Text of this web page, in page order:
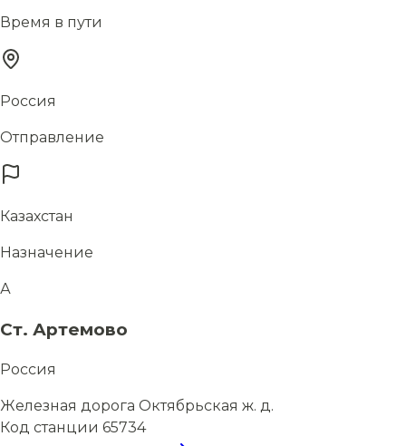
Время в пути
Россия
Отправление
Казахстан
Назначение
А
Ст. Артемово
Россия
Железная дорога Октябрьская ж. д.
Код станции 65734